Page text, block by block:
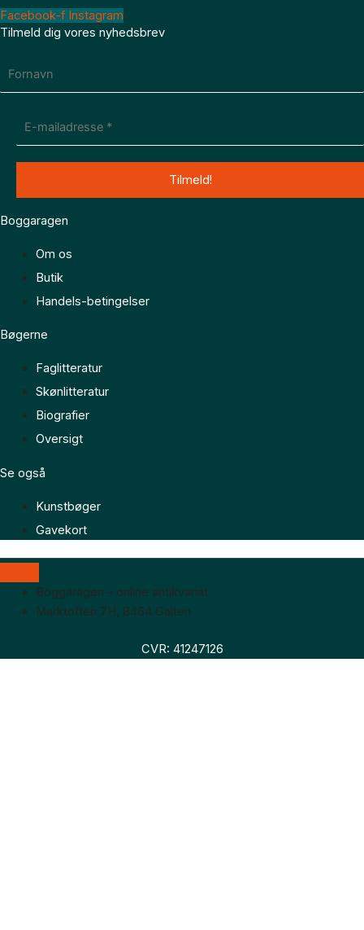
Facebook-f Instagram
Tilmeld dig vores nyhedsbrev
Boggaragen
Om os
Butik
Handels-betingelser
Bøgerne
Faglitteratur
Skønlitteratur
Biografier
Oversigt
Se også
Kunstbøger
Gavekort
Boggaragen – online antikvariat
Marktoften 7H, 8464 Galten
CVR: 41247126